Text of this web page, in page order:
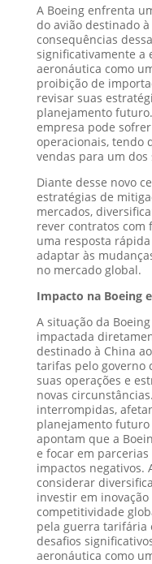
A Boeing enfrenta
do avião destinado
consequências
significativamente a
aeronáutica como
proibição de
revisar suas
planejamento
empresa pode
operacionais, tendo
vendas para um dos
Diante desse novo
estratégias de
mercados,
rever contratos com
uma resposta
adaptar às
no mercado global.
Impacto na Boeing
A situação da
impactada
destinado à China
tarifas pelo governo
suas operações e
novas
interrompidas,
planejamento futuro
apontam que a
e focar em
impactos negativos.
considerar
investir em
competitividade
pela guerra tarifária
desafios
aeronáutica como